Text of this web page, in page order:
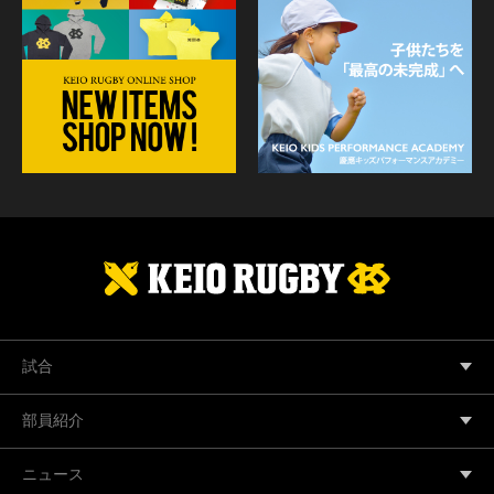
試合
部員紹介
ニュース